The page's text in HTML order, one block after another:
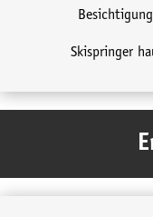
Skispringer